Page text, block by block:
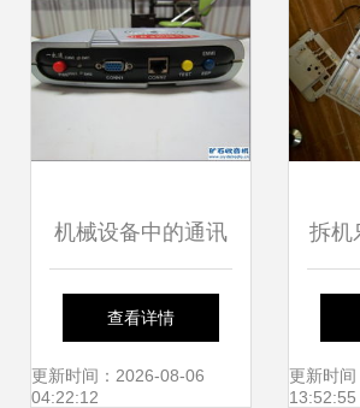
机械设备中的通讯
类维修仪器 核心工
具与应用解析
查看详情
更新时间：2026-08-06
04:22:12
拆机
更新时
13:52:55